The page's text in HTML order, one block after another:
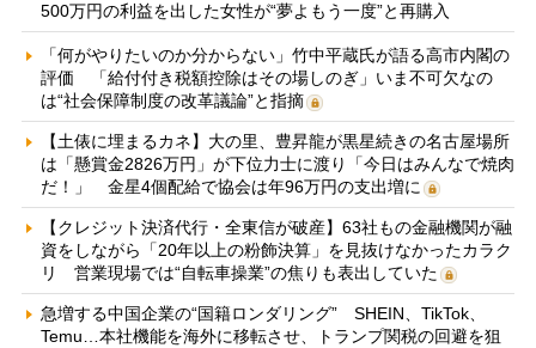
500万円の利益を出した女性が“夢よもう一度”と再購入
「何がやりたいのか分からない」竹中平蔵氏が語る高市内閣の
評価 「給付付き税額控除はその場しのぎ」いま不可欠なの
は“社会保障制度の改革議論”と指摘
【土俵に埋まるカネ】大の里、豊昇龍が黒星続きの名古屋場所
は「懸賞金2826万円」が下位力士に渡り「今日はみんなで焼肉
だ！」 金星4個配給で協会は年96万円の支出増に
【クレジット決済代行・全東信が破産】63社もの金融機関が融
資をしながら「20年以上の粉飾決算」を見抜けなかったカラク
リ 営業現場では“自転車操業”の焦りも表出していた
急増する中国企業の“国籍ロンダリング” SHEIN、TikTok、
Temu…本社機能を海外に移転させ、トランプ関税の回避を狙